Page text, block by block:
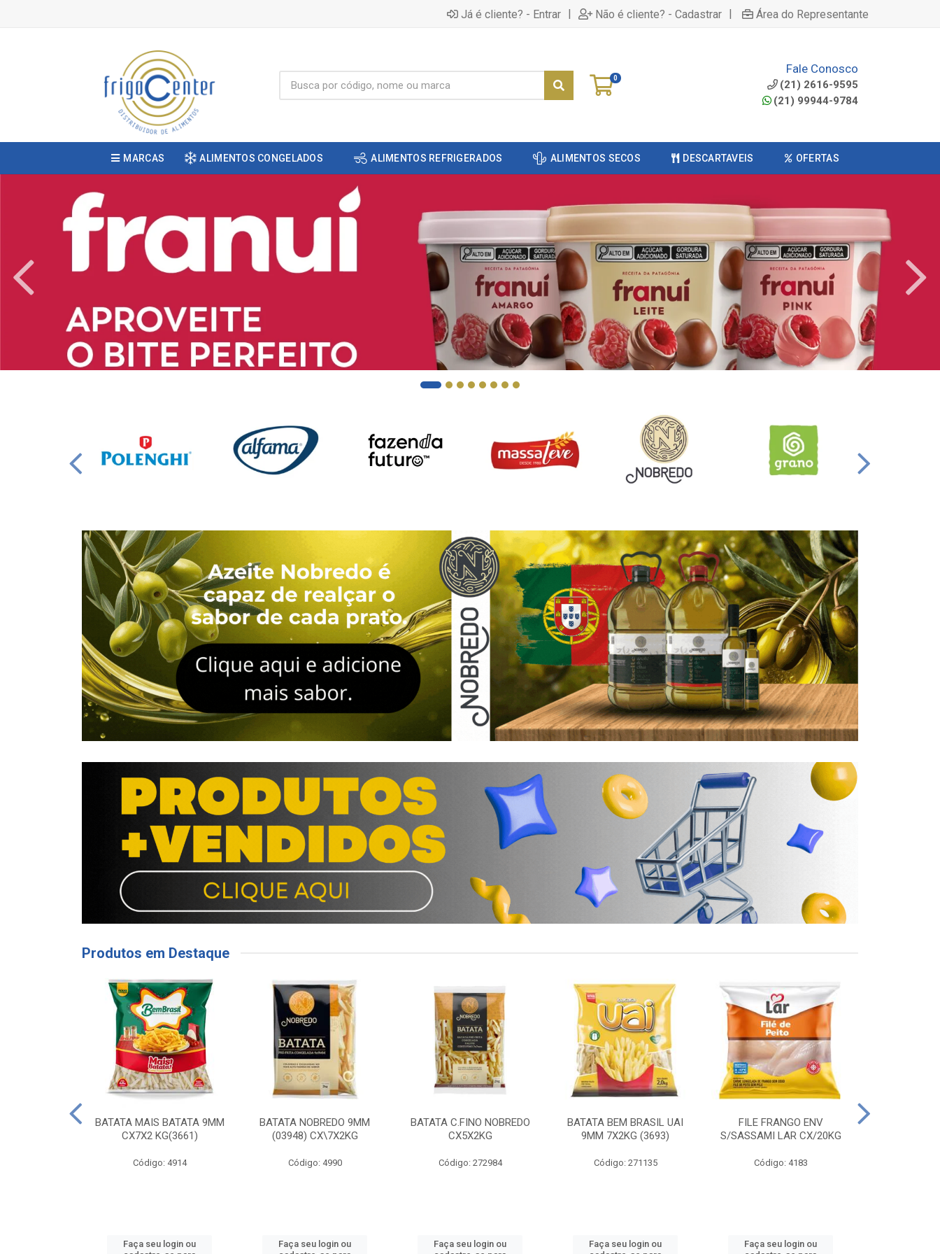
Já é cliente? - Entrar | Não é cliente? - Cadastrar | Área do Representante
0
Fale Conosco
(21) 2616-9595
(21) 99944-9784
MARCAS ALIMENTOS CONGELADOS ALIMENTOS REFRIGERADOS ALIMENTOS SECOS DESCARTAVEIS OFERTAS
Produtos em Destaque
BATATA MAIS BATATA 9MM
CX7X2 KG(3661)
Código: 4914
Faça seu login ou
BATATA NOBREDO 9MM
(03948) CX\7X2KG
Código: 4990
Faça seu login ou
BATATA C.FINO NOBREDO
CX5X2KG
Código: 272984
Faça seu login ou
BATATA BEM BRASIL UAI
9MM 7X2KG (3693)
Código: 271135
Faça seu login ou
FILE FRANGO ENV
S/SASSAMI LAR CX/20KG
Código: 4183
Faça seu login ou